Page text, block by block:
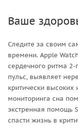
Ваше
Следите за своим
времени. Apple
сердечного ритма
пульс, выявляет
критически высоких
мониторинга сна
экстренная помощь
спасти жизнь в